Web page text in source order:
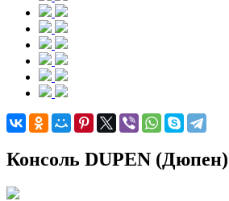
Консоль DUPEN